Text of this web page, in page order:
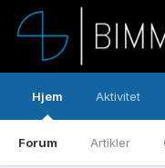
Hjem
Forum Artikler
Aktivitet